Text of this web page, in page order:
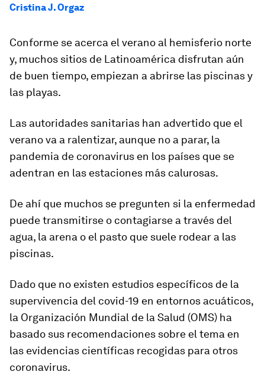
Cristina J. Orgaz
Conforme se acerca el verano al hemisferio norte
y, muchos sitios de Latinoamérica disfrutan aún
de buen tiempo, empiezan a abrirse las piscinas y
las playas.
Las autoridades sanitarias han advertido que el
veranova a ralentizar, aunque no a parar, la
pandemia de coronavirus en los países que se
adentran en las estaciones más calurosas.
De ahí que muchos se pregunten si la enfermedad
puedetransmitirse o contagiarse a través del
agua, la arena o el pasto que suele rodear a las
piscinas.
Dado que no existen estudios específicos de la
supervivencia del covid-19 en entornos acuáticos,
la Organización Mundial de la Salud (OMS) ha
basado sus recomendaciones sobre el tema en
las evidencias científicas recogidas para otros
coronavirus.